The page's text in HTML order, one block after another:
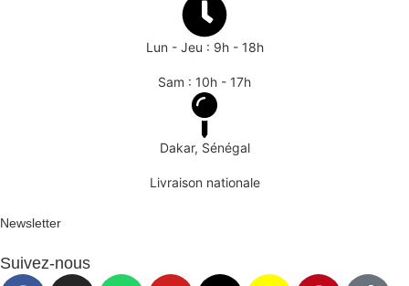
Lun - Jeu : 9h - 18h
Sam : 10h - 17h
Dakar, Sénégal
Livraison nationale
Newsletter
Suivez-nous